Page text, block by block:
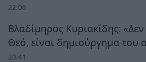
22:06
Βλαδίμηρος Κυριακίδης:
Θεό, είναι δημιούργημα του
20:41